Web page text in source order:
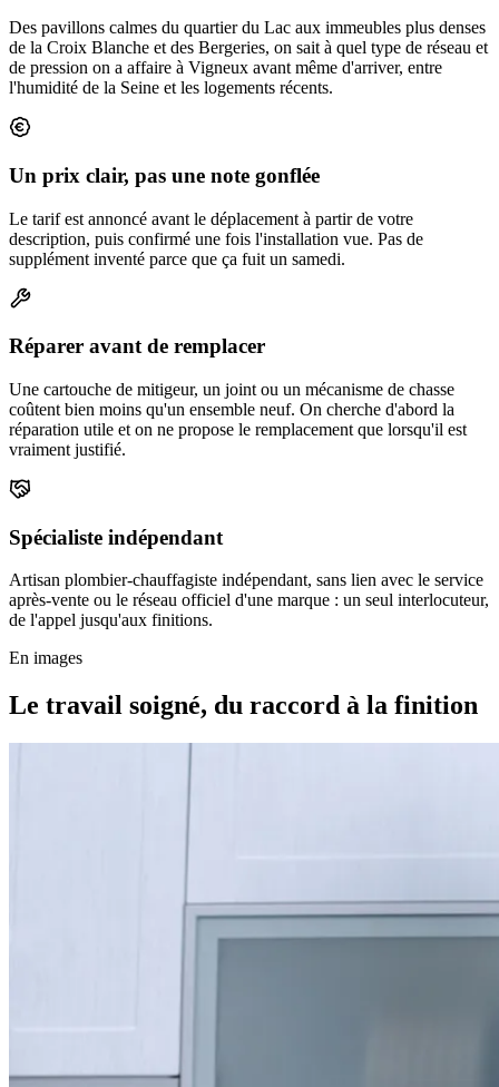
Des pavillons calmes du quartier du Lac aux immeubles plus denses
de la Croix Blanche et des Bergeries, on sait à quel type de réseau et
de pression on a affaire à Vigneux avant même d'arriver, entre
l'humidité de la Seine et les logements récents.
Un prix clair, pas une note gonflée
Le tarif est annoncé avant le déplacement à partir de votre
description, puis confirmé une fois l'installation vue. Pas de
supplément inventé parce que ça fuit un samedi.
Réparer avant de remplacer
Une cartouche de mitigeur, un joint ou un mécanisme de chasse
coûtent bien moins qu'un ensemble neuf. On cherche d'abord la
réparation utile et on ne propose le remplacement que lorsqu'il est
vraiment justifié.
Spécialiste indépendant
Artisan plombier-chauffagiste indépendant, sans lien avec le service
après-vente ou le réseau officiel d'une marque : un seul interlocuteur,
de l'appel jusqu'aux finitions.
En images
Le travail soigné, du raccord à la finition